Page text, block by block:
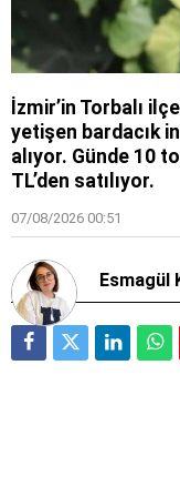
İzmir’in Torbalı
yetişen bardacık
alıyor. Günde 10
TL’den satılıyor.
07/08/2026 00:51
Esmagül